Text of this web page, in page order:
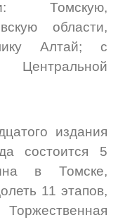
Томскую,
области,
Алтай; с
издания
состоится 5
в Томске,
11 этапов,